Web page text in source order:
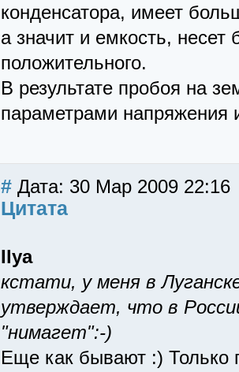
конденсатора, имеет
а значит и емкость, несет
положительного.
В результате пробоя на
параметрами напряжения
# Дата: 30 Мар 2009 22:16
Цитата
Ilya
кстати, у меня в
утверждает, что в
"нимагет":-)
Еще как бывают :) Только